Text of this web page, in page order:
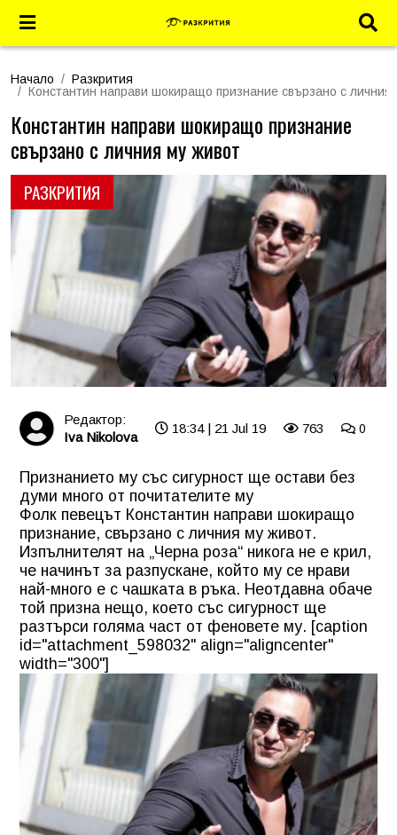
Начало
Разкрития
Константин направи шокиращо признание свързано с личния
РАЗКРИТИЯ
Константин направи шокиращо признание
свързано с личния му живот
Редактор:
Iva Nikolova
18:34 | 21 Jul 19 763 0
Признанието му със сигурност ще остави без
думи много от почитателите му
Фолк певецът Константин направи шокиращо
признание, свързано с личния му живот.
Изпълнителят на „Черна роза“ никога не е крил,
че начинът за разпускане, който му се нрави
най-много е с чашката в ръка. Неотдавна обаче
той призна нещо, което със сигурност ще
разтърси голяма част от феновете му. [caption
id="attachment_598032" align="aligncenter"
width="300"]